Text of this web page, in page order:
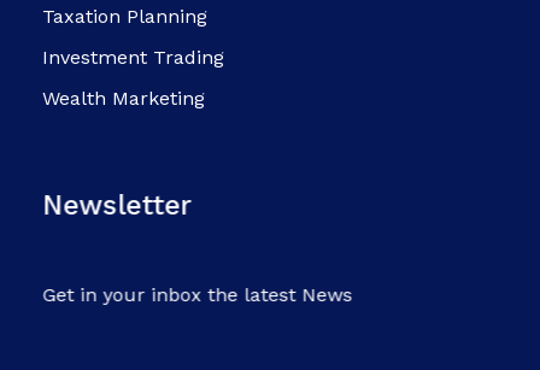
Taxation Planning
Investment Trading
Wealth Marketing
Newsletter
Get in your inbox the latest News